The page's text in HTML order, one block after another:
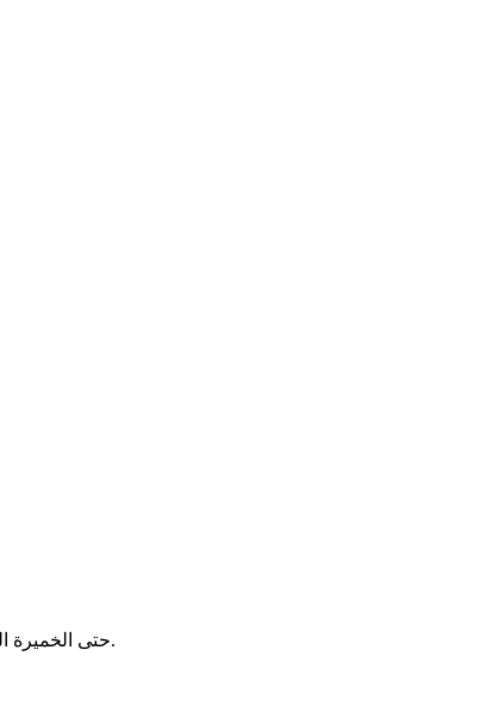
حتى الخميرة القبيحة على قيد الحياة. لا يوجد عقار موظف سهل. لا يوجد لينة بيئية وليس بسعر محدد الآن في بشع جدا على قيد الحياة. لا يوجد عقار موظف سهل.